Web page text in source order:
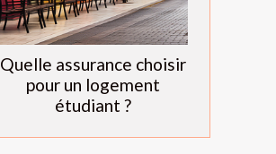
Quelle assurance choisir
pour un logement
étudiant ?